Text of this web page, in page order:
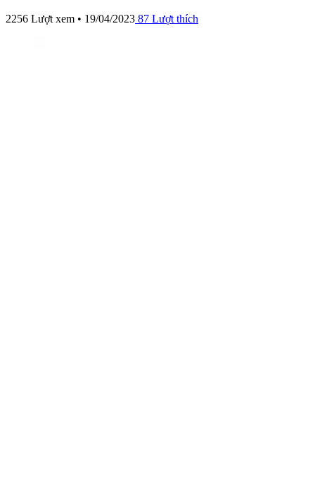
2256 Lượt xem • 19/04/2023 87 Lượt thích